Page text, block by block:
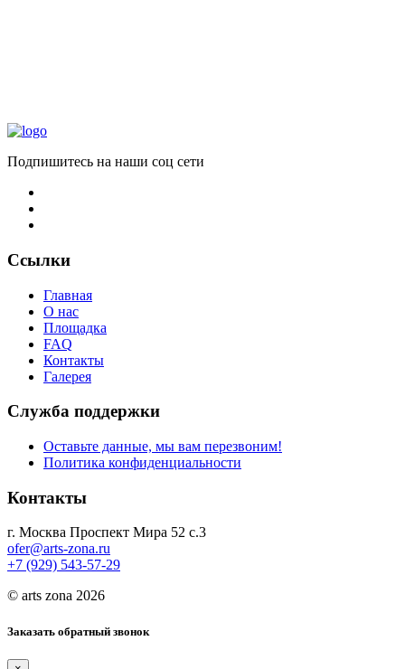
Подпишитесь на наши соц сети
Ссылки
Главная
О нас
Площадка
FAQ
Контакты
Галерея
Служба поддержки
Оставьте данные, мы вам перезвоним!
Политика конфиденциальности
Контакты
г. Москва Проспект Мира 52 с.3
ofer@arts-zona.ru
+7 (929) 543-57-29
© arts zona 2026
Заказать обратный звонок